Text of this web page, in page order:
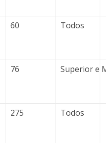
60 Todos
76 Superior e
275 Todos